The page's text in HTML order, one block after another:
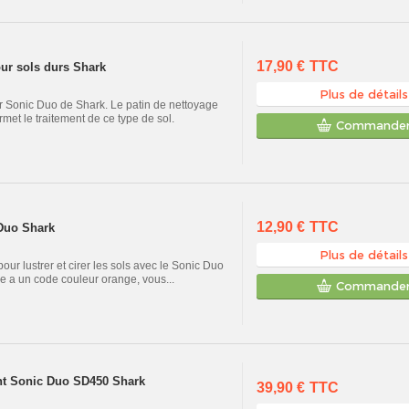
sols durs Shark
Duo de Shark. Le patin de nettoyage
le traitement de ce type de sol.
17,90 € TTC
Plus de détails
Shark
lustrer et cirer les sols avec le Sonic Duo
a un code couleur orange, vous...
12,90 € TTC
Plus de détails
Sonic Duo SD450 Shark 39,90 € TTC